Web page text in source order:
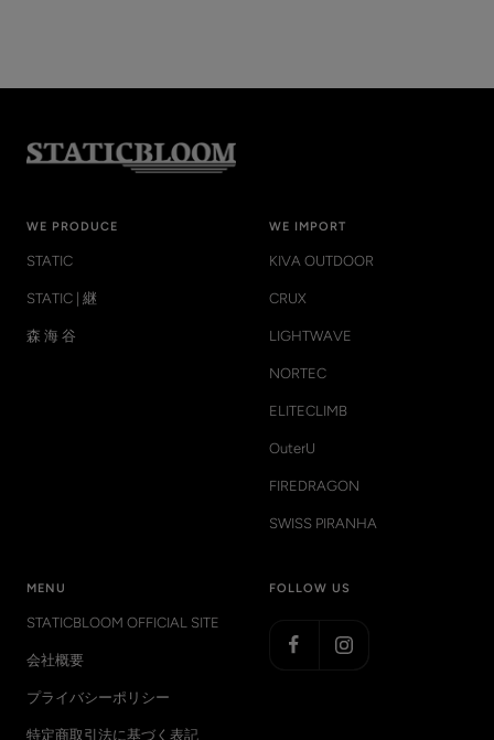
WE PRODUCE
STATIC
STATIC | 継
森 海 谷
WE IMPORT
KIVA OUTDOOR
CRUX
LIGHTWAVE
NORTEC
ELITECLIMB
OuterU
FIREDRAGON
SWISS PIRANHA
MENU
STATICBLOOM OFFICIAL SITE
会社概要
プライバシーポリシー
特定商取引法に基づく表記
FOLLOW US